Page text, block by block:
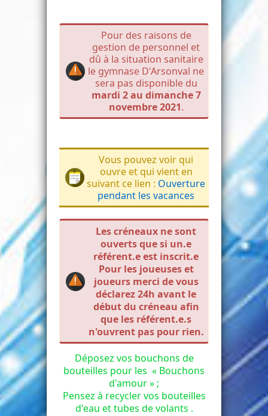
Pour des raisons de
gestion de personnel et
dû à la situation sanitaire
le gymnase D'Arsonval ne
sera pas disponible du
mardi 2 au dimanche 7
novembre 2021.
Vous pouvez voir qui
ouvre et qui vient en
suivant ce lien : Ouverture
pendant les vacances
Les créneaux ne sont
ouverts que si un.e
référent.e est inscrit.e
Pour les joueuses et
joueurs merci de vous
déclarez 24h avant le
début du créneau afin
que les référent.e.s
n'ouvrent pas pour rien.
Déposez vos bouchons de
bouteilles pour les « Bouchons
d'amour » ;
Pensez à recycler vos bouteilles
d'eau et tubes de volants .